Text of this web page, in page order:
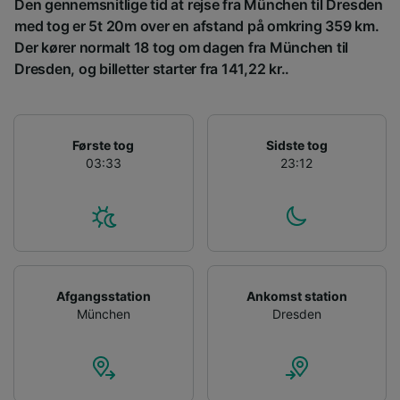
Den gennemsnitlige tid at rejse fra München til Dresden
med tog er 5t 20m over en afstand på omkring 359 km.
Der kører normalt 18 tog om dagen fra München til
Dresden, og billetter starter fra 141,22 kr..
Første tog
03:33
Sidste tog
23:12
Afgangsstation
München
Ankomst station
Dresden
enhed. Tilpasset annoncering og indhold,
annoncerings- og indholdsmåling,
målgruppeundersøgelser og udvikling af
tjenester.